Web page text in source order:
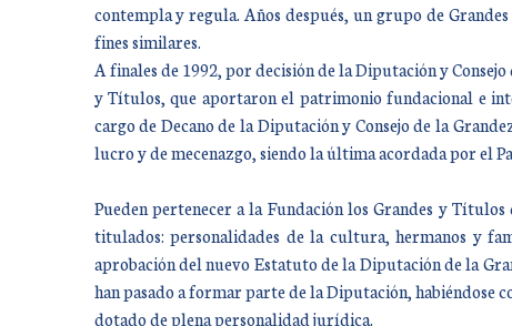
contempla y regula. Años después, un grupo de
fines similares.
A finales de 1992, por decisión de la Diputación y
y Títulos, que aportaron el patrimonio fundacional e
cargo de Decano de la Diputación y Consejo de la
lucro y de mecenazgo, siendo la última acordada por el
Pueden pertenecer a la Fundación los Grandes y
titulados: personalidades de la cultura, hermanos y
aprobación del nuevo Estatuto de la Diputación de la
han pasado a formar parte de la Diputación, habiéndose
dotado de plena personalidad jurídica.